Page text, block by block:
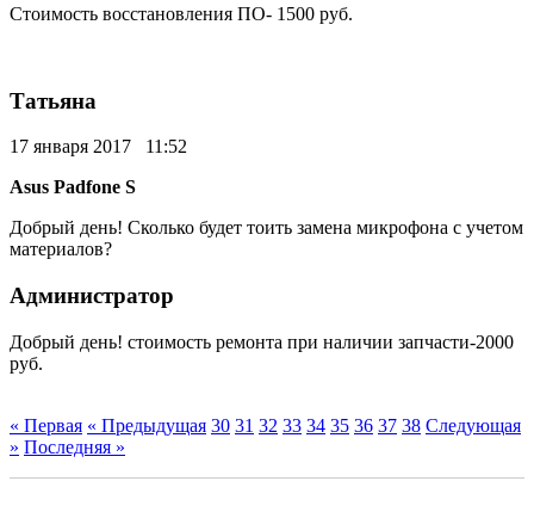
Стоимость восстановления ПО- 1500 руб.
Татьяна
17 января 2017 11:52
Asus Padfone S
Добрый день! Сколько будет тоить замена микрофона с учетом
материалов?
Администратор
Добрый день! стоимость ремонта при наличии запчасти-2000
руб.
« Первая « Предыдущая 30 31 32 33 34 35 36 37 38 Следующая
» Последняя »